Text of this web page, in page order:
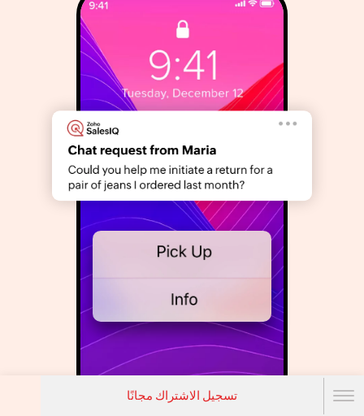
تسجيل الاشتراك مجانًا